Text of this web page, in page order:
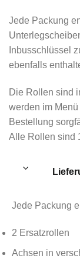
Jede Packung
Inbusschlüssel
ebenfalls
Die Rollen sind
werden im
Bestellung
Alle Rollen sind
Jede Packung
2 Ersatzrollen
Achsen in